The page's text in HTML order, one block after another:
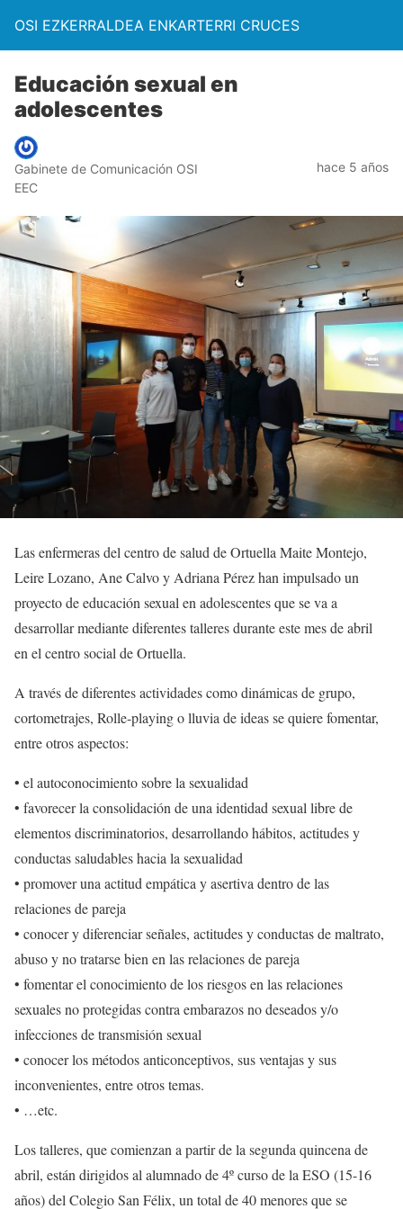
OSI EZKERRALDEA ENKARTERRI CRUCES
Educación sexual en
adolescentes
Gabinete de Comunicación OSI
EEC
hace 5 años
Las enfermeras del centro de salud de Ortuella Maite Montejo,
Leire Lozano, Ane Calvo y Adriana Pérez han impulsado un
proyecto de educación sexual en adolescentes que se va a
desarrollar mediante diferentes talleres durante este mes de abril
en el centro social de Ortuella.
A través de diferentes actividades como dinámicas de grupo,
cortometrajes, Rolle-playing o lluvia de ideas se quiere fomentar,
entre otros aspectos:
• el autoconocimiento sobre la sexualidad
• favorecer la consolidación de una identidad sexual libre de
elementos discriminatorios, desarrollando hábitos, actitudes y
conductas saludables hacia la sexualidad
• promover una actitud empática y asertiva dentro de las
relaciones de pareja
• conocer y diferenciar señales, actitudes y conductas de maltrato,
abuso y no tratarse bien en las relaciones de pareja
• fomentar el conocimiento de los riesgos en las relaciones
sexuales no protegidas contra embarazos no deseados y/o
infecciones de transmisión sexual
• conocer los métodos anticonceptivos, sus ventajas y sus
inconvenientes, entre otros temas.
• …etc.
Los talleres, que comienzan a partir de la segunda quincena de
abril, están dirigidos al alumnado de 4º curso de la ESO (15-16
años) del Colegio San Félix, un total de 40 menores que se